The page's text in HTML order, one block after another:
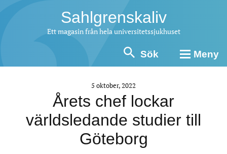
Sahlgrenskaliv
Ett magasin från hela universitetssjukhuset
Sök Meny
5 oktober, 2022
Årets chef lockar
världsledande studier till
Göteborg